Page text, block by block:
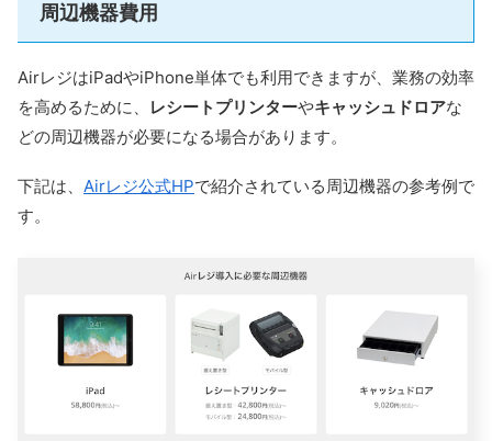
周辺機器費用
AirレジはiPadやiPhone単体でも利用できますが、業務の効率
を高めるために、
レシートプリンターやキャッシュドロアな
どの周辺機器が必要になる場合があります。
下記は、 Airレジ公式HPで紹介されている周辺機器の参考例で
す。